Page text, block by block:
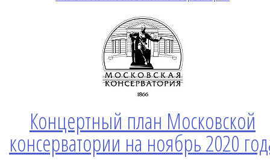
Концертный план Московской
консерватории на ноябрь 2020